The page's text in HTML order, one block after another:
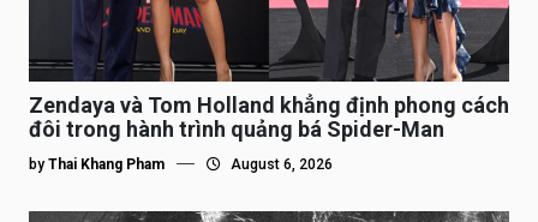
Zendaya và Tom Holland khẳng định phong cách
đôi trong hành trình quảng bá Spider-Man
by Thai Khang Pham August 6, 2026